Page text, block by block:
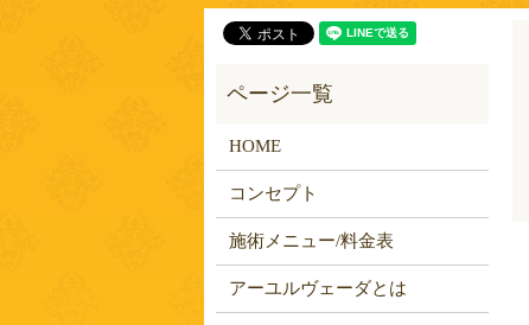
HOME
コンセプト
施術メニュー/料金表
アーユルヴェーダとは